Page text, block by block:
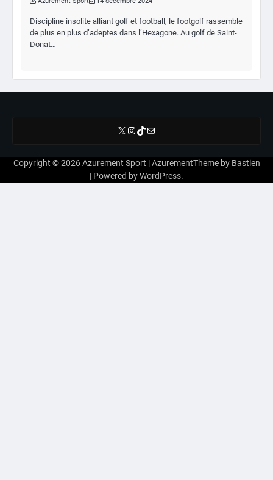
Discipline insolite alliant golf et football, le footgolf rassemble
de plus en plus d’adeptes dans l’Hexagone. Au golf de Saint-
Donat…
X Instagram
TikTok
E-mail
Copyright © 2026Azurement Sport | AzurementTheme by Bastien
| Powered byWordPress.